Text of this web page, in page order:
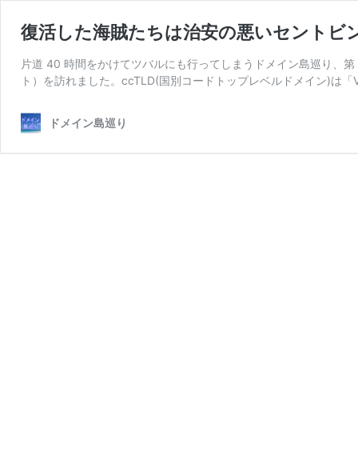
復活した海賊たちは治安の悪いセント
片道 40 時間をかけてツバルにも行ってしまうドメイン島巡り、
ト）を訪れました。ccTLD(国別コードトップレベルドメイン)は
ドメイン島巡り